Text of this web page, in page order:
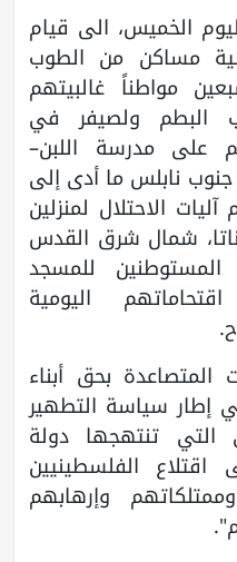
الخميس، الى قيام
مساكن من الطوب
مواطناً غالبيتهم
ولصيفر في
على مدرسة اللبن–
جنوب نابلس ما أدى إلى
الاحتلال لمنزلين
شمال شرق القدس
المستوطنين للمسجد
اليومية
بحق أبناء
إطار سياسة التطهير
التي تنتهجها دولة
الفلسطينيين
وإرهابهم